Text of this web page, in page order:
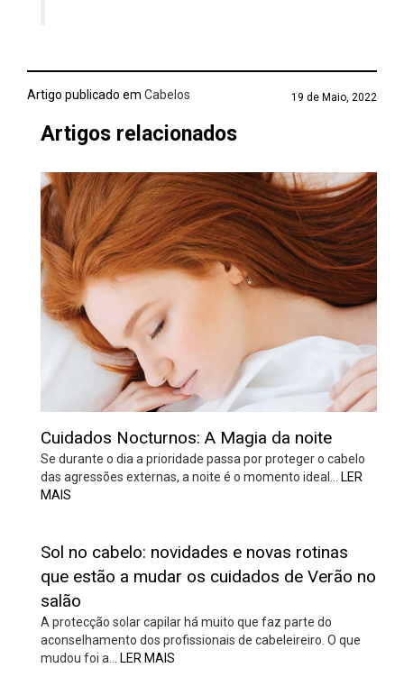
Artigo publicado em Cabelos 19 de Maio, 2022
Artigos relacionados
Cuidados Nocturnos: A Magia da noite
Se durante o dia a prioridade passa por proteger o cabelo
das agressões externas, a noite é o momento ideal… LER
MAIS
Sol no cabelo: novidades e novas rotinas
que estão a mudar os cuidados de Verão no
salão
A protecção solar capilar há muito que faz parte do
aconselhamento dos profissionais de cabeleireiro. O que
mudou foi a… LER MAIS